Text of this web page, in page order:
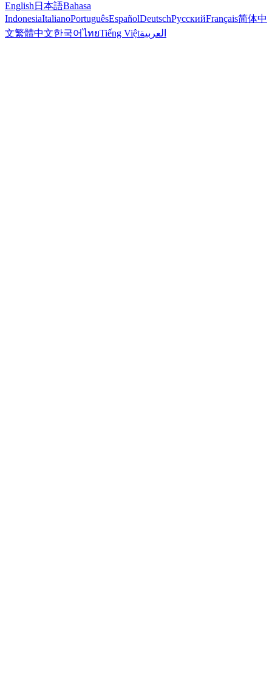
English日本語Bahasa
IndonesiaItalianoPortuguêsEspañolDeutschРусскийFrançais简体中
文繁體中文한국어ไทยTiếng Việtالعربية